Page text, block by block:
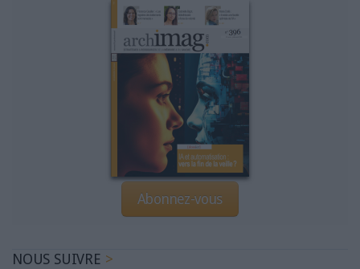
NOS OFFRES D'ABONNEMENTS
Abonnez-vous
NOUS SUIVRE